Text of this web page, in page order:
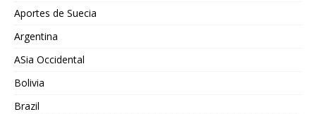
Aportes de Suecia
Argentina
ASia Occidental
Bolivia
Brazil